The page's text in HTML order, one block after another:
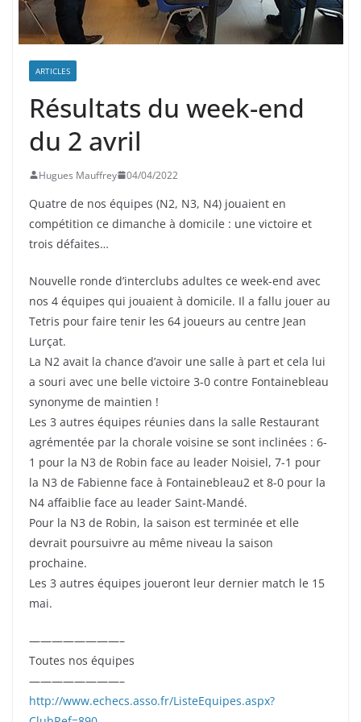
ARTICLES
Résultats du week-end
du 2 avril
Hugues Mauffrey 04/04/2022
Quatre de nos équipes (N2, N3, N4) jouaient en
compétition ce dimanche à domicile : une victoire et
trois défaites…
Nouvelle ronde d’interclubs adultes ce week-end avec
nos 4 équipes qui jouaient à domicile. Il a fallu jouer au
Tetris pour faire tenir les 64 joueurs au centre Jean
Lurçat.
La N2 avait la chance d’avoir une salle à part et cela lui
a souri avec une belle victoire 3-0 contre Fontainebleau
synonyme de maintien !
Les 3 autres équipes réunies dans la salle Restaurant
agrémentée par la chorale voisine se sont inclinées : 6-
1 pour la N3 de Robin face au leader Noisiel, 7-1 pour
la N3 de Fabienne face à Fontainebleau2 et 8-0 pour la
N4 affaiblie face au leader Saint-Mandé.
Pour la N3 de Robin, la saison est terminée et elle
devrait poursuivre au même niveau la saison
prochaine.
Les 3 autres équipes joueront leur dernier match le 15
mai.
————————–
Toutes nos équipes
————————–
http://www.echecs.asso.fr/ListeEquipes.aspx?